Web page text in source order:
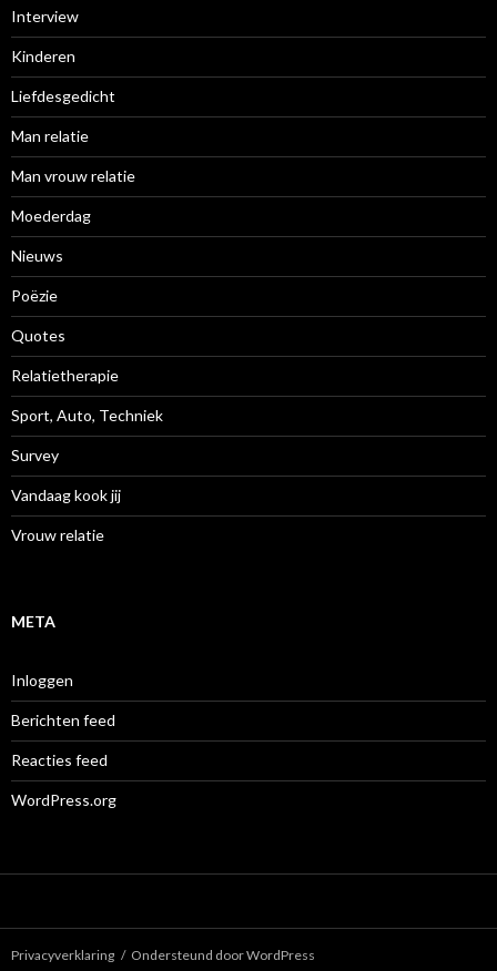
Interview
Kinderen
Liefdesgedicht
Man relatie
Man vrouw relatie
Moederdag
Nieuws
Poëzie
Quotes
Relatietherapie
Sport, Auto, Techniek
Survey
Vandaag kook jij
Vrouw relatie
META
Inloggen
Berichten feed
Reacties feed
WordPress.org
Privacyverklaring Ondersteund door WordPress